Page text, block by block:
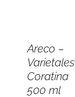
CARRITO
DETALLES
Areco –
Varietales
Coratina
500 ml